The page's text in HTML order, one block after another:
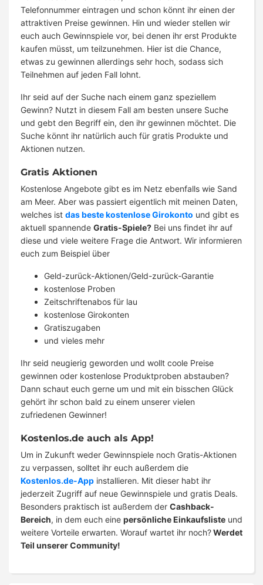
Telefonnummer eintragen und schon könnt ihr einen der
attraktiven Preise gewinnen. Hin und wieder stellen wir
euch auch Gewinnspiele vor, bei denen ihr erst Produkte
kaufen müsst, um teilzunehmen. Hier ist die Chance,
etwas zu gewinnen allerdings sehr hoch, sodass sich
Teilnehmen auf jeden Fall lohnt.
Ihr seid auf der Suche nach einem ganz speziellem
Gewinn? Nutzt in diesem Fall am besten unsere Suche
und gebt den Begriff ein, den ihr gewinnen möchtet. Die
Suche könnt ihr natürlich auch für gratis Produkte und
Aktionen nutzen.
Gratis Aktionen
Kostenlose Angebote gibt es im Netz ebenfalls wie Sand
am Meer. Aber was passiert eigentlich mit meinen Daten,
welches ist das beste kostenlose Girokonto und gibt es
aktuell spannende Gratis-Spiele? Bei uns findet ihr auf
diese und viele weitere Frage die Antwort. Wir informieren
euch zum Beispiel über
Geld-zurück-Aktionen/Geld-zurück-Garantie
kostenlose Proben
Zeitschriftenabos für lau
kostenlose Girokonten
Gratiszugaben
und vieles mehr
Ihr seid neugierig geworden und wollt coole Preise
gewinnen oder kostenlose Produktproben abstauben?
Dann schaut euch gerne um und mit ein bisschen Glück
gehört ihr schon bald zu einem unserer vielen
zufriedenen Gewinner!
Kostenlos.de auch als App!
Um in Zukunft weder Gewinnspiele noch Gratis-Aktionen
zu verpassen, solltet ihr euch außerdem die
Kostenlos.de-App installieren. Mit dieser habt ihr
jederzeit Zugriff auf neue Gewinnspiele und gratis Deals.
Besonders praktisch ist außerdem der Cashback-
Bereich, in dem euch eine persönliche Einkaufsliste und
weitere Vorteile erwarten. Worauf wartet ihr noch?Werdet
Teil unserer Community!